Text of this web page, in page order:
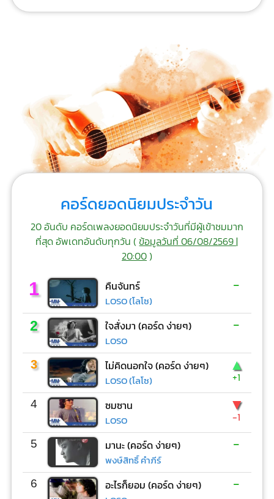
คอร์ดยอดนิยมประจำวัน
20 อันดับ คอร์ดเพลงยอดนิยมประจำวันที่มีผู้เข้าชมมาก
ที่สุด อัพเดทอันดับทุกวัน (ข้อมูลวันที่ 06/08/2569 |
20:00)
1 คืนจันทร์
LOSO (โลโซ)
-
2 ใจสั่งมา (คอร์ด ง่ายๆ)
LOSO
-
3 ไม่คิดนอกใจ (คอร์ด ง่ายๆ)
LOSO (โลโซ)
▲
+1
4 ซมซาน
LOSO
▼
-1
5 มานะ (คอร์ด ง่ายๆ)
พงษ์สิทธิ์ คำภีร์
-
6 อะไรก็ยอม (คอร์ด ง่ายๆ) -